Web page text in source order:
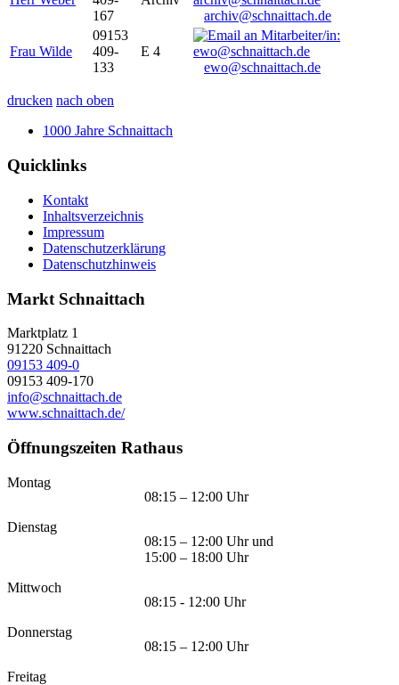
167
archiv@schnaittach.de
Frau Wilde
09153
409-
133
E 4
ewo@schnaittach.de
drucken nach oben
1000 Jahre Schnaittach
Quicklinks
Kontakt
Inhaltsverzeichnis
Impressum
Datenschutzerklärung
Datenschutzhinweis
Markt Schnaittach
Marktplatz 1
91220 Schnaittach
09153 409-0
09153 409-170
info@schnaittach.de
www.schnaittach.de/
Öffnungszeiten Rathaus
Montag
08:15 – 12:00 Uhr
Dienstag
08:15 – 12:00 Uhr und
15:00 – 18:00 Uhr
Mittwoch
08:15 - 12:00 Uhr
Donnerstag
08:15 – 12:00 Uhr
Freitag